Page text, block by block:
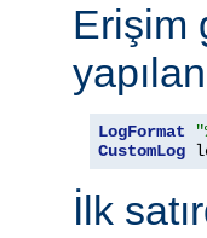
Erişim
LogFormat
CustomLog
İlk